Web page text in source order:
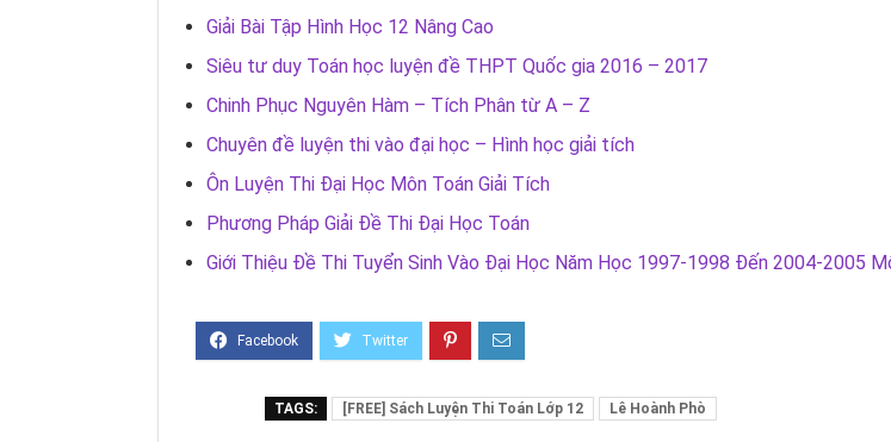
Giải Bài Tập Hình Học 12 Nâng Cao
Siêu tư duy Toán học luyện đề THPT Quốc gia 2016 – 2017
Chinh Phục Nguyên Hàm – Tích Phân từ A – Z
Chuyên đề luyện thi vào đại học – Hình học giải tích
Ôn Luyện Thi Đại Học Môn Toán Giải Tích
Phương Pháp Giải Đề Thi Đại Học Toán
Giới Thiệu Đề Thi Tuyển Sinh Vào Đại Học Năm Học 1997-1998 Đến 2004-2005
TAGS: [FREE] Sách Luyện Thi Toán Lớp 12 Lê Hoành Phò